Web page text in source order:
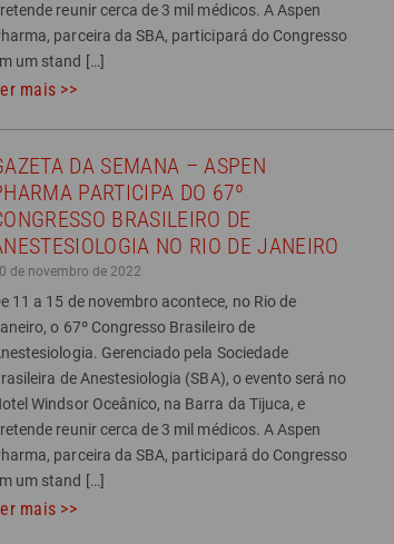
reunir cerca de 3 mil médicos. A Aspen
parceira da SBA, participará do Congresso
um stand […]
mais >>
DA SEMANA – ASPEN
PARTICIPA DO 67º
BRASILEIRO DE
NO RIO DE JANEIRO
de novembro de 2022
11 a 15 de novembro acontece, no Rio de
o 67º Congresso Brasileiro de
Gerenciado pela Sociedade
de Anestesiologia (SBA), o evento será no
Windsor Oceânico, na Barra da Tijuca, e
reunir cerca de 3 mil médicos. A Aspen
parceira da SBA, participará do Congresso
um stand […]
mais >>